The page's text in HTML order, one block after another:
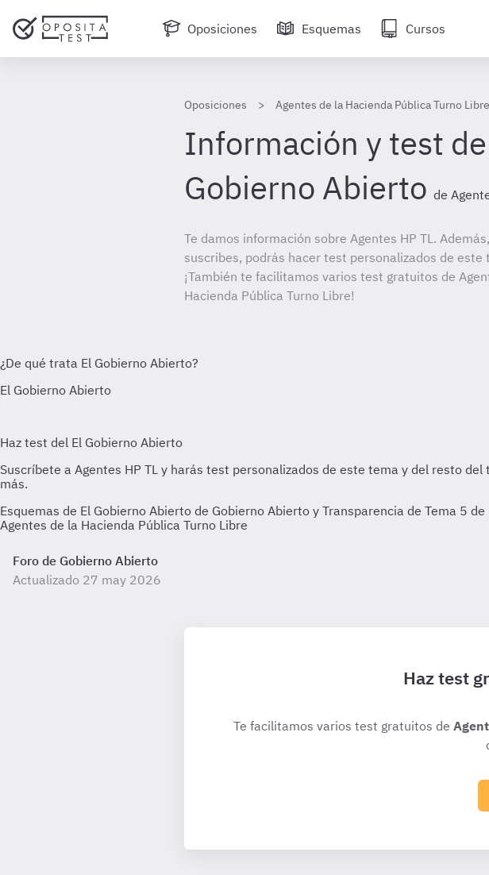
Oposiciones Esquemas Cursos
Oposiciones Agentes de la Hacienda Pública Turno Libre
Información y test
Gobierno Abierto de
Te damos información sobre Agentes HP TL.
suscribes, podrás hacer test personalizados de este
¡También te facilitamos varios test gratuitos de
Hacienda Pública Turno Libre!
Esquemas de El Gobierno Abierto de Gobierno Abierto y Transparencia de Tema 5
Agentes de la Hacienda Pública Turno Libre
Foro de Gobierno Abierto
Actualizado 27 may 2026
Haz test
Te facilitamos varios test gratuitos de